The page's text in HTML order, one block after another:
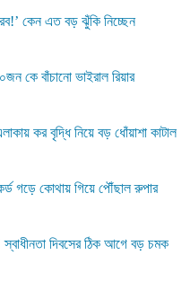
কেন এত বড় ঝুঁকি নিচ্ছেন
কে বাঁচানো ভাইরাল রিয়ার
কর বৃদ্ধি নিয়ে বড় ধোঁয়াশা কাটাল
গড়ে কোথায় গিয়ে পৌঁছাল রুপার
স্বাধীনতা দিবসের ঠিক আগে বড় চমক